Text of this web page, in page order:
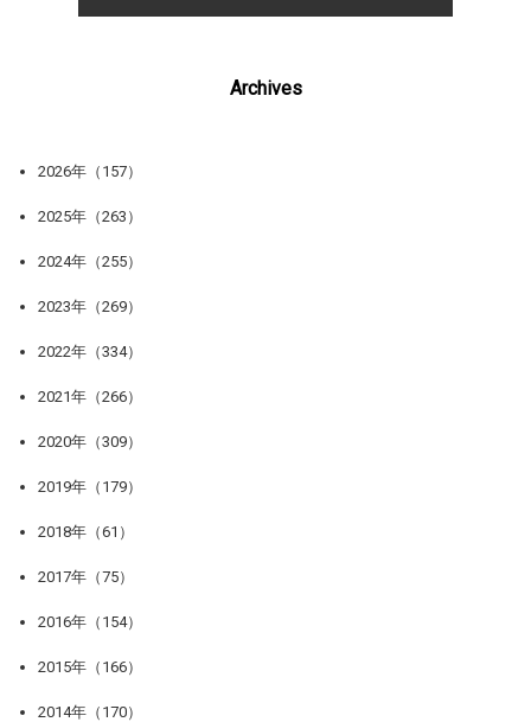
Archives
2026年（157）
2025年（263）
2024年（255）
2023年（269）
2022年（334）
2021年（266）
2020年（309）
2019年（179）
2018年（61）
2017年（75）
2016年（154）
2015年（166）
2014年（170）